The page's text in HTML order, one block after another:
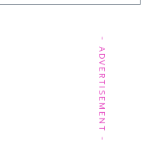
- ADVERTISEMENT -